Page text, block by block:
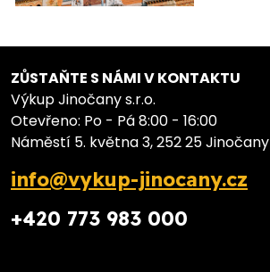
ZŮSTAŇTE S NÁMI V KONTAKTU
Výkup Jinočany s.r.o.
Otevřeno: Po - Pá 8:00 - 16:00
Náměstí 5. května 3, 252 25 Jinočany
info@vykup-jinocany.cz
+420 773 983 000